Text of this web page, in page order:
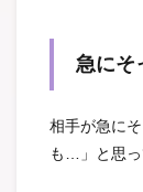
急にそ
相手が急に
も…」と思っ